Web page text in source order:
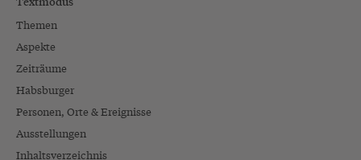
Themen
Aspekte
Zeiträume
Habsburger
Personen, Orte & Ereignisse
Ausstellungen
Inhaltsverzeichnis